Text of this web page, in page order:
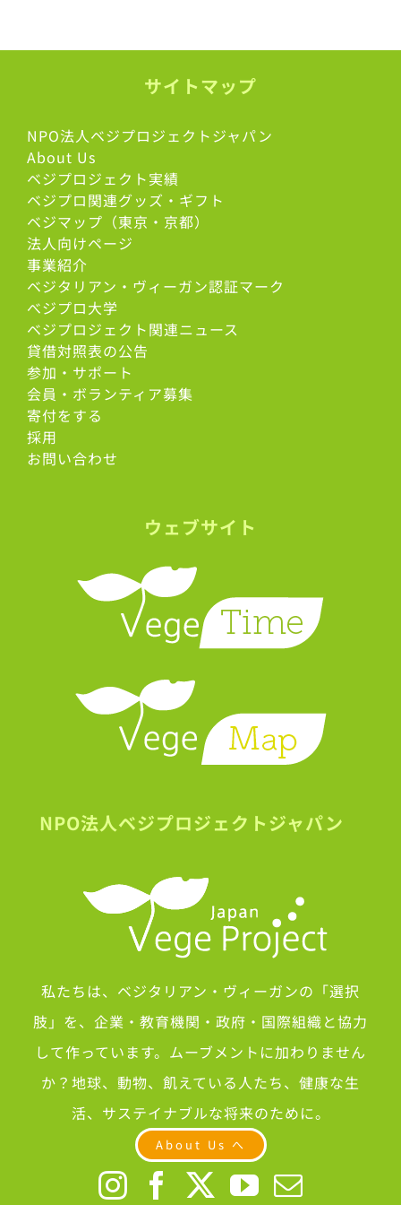
サイトマップ
NPO法人ベジプロジェクトジャパン
About Us
ベジプロジェクト実績
ベジプロ関連グッズ・ギフト
ベジマップ（東京・京都）
法人向けページ
事業紹介
ベジタリアン・ヴィーガン認証マーク
べジプロ大学
ベジプロジェクト関連ニュース
貸借対照表の公告
参加・サポート
会員・ボランティア募集
寄付をする
採用
お問い合わせ
ウェブサイト
NPO法人ベジプロジェクトジャパン
私たちは、ベジタリアン・ヴィーガンの「選択
肢」を、企業・教育機関・政府・国際組織と協力
して作っています。ムーブメントに加わりません
か？地球、動物、飢えている人たち、健康な生
活、サステイナブルな将来のために。
About Us へ